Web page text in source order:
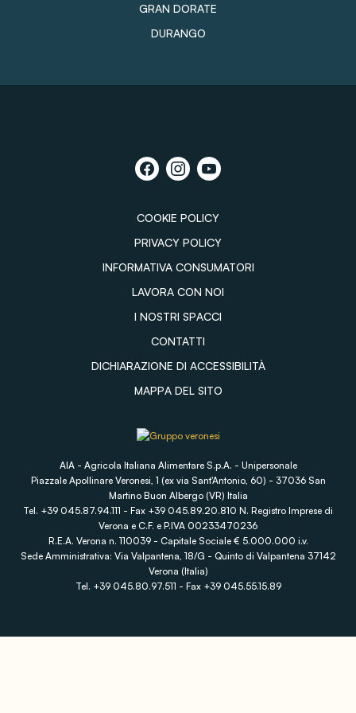
GRAN DORATE
DURANGO
COOKIE POLICY
PRIVACY POLICY
INFORMATIVA CONSUMATORI
LAVORA CON NOI
I NOSTRI SPACCI
CONTATTI
DICHIARAZIONE DI ACCESSIBILITÀ
MAPPA DEL SITO
AIA - Agricola Italiana Alimentare S.p.A. - Unipersonale
Piazzale Apollinare Veronesi, 1 (ex via Sant'Antonio, 60) - 37036 San
Martino Buon Albergo (VR) Italia
Tel. +39 045.87.94.111 - Fax +39 045.89.20.810 N. Registro Imprese di
Verona e C.F. e P.IVA 00233470236
R.E.A. Verona n. 110039 - Capitale Sociale € 5.000.000 i.v.
Sede Amministrativa: Via Valpantena, 18/G - Quinto di Valpantena 37142
Verona (Italia)
Tel. +39 045.80.97.511 - Fax +39 045.55.15.89